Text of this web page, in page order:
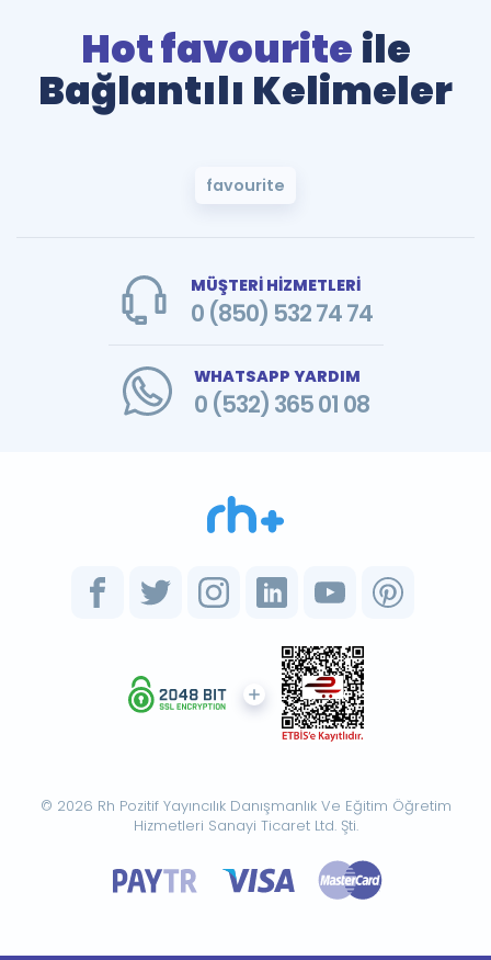
Hot favourite ile
Bağlantılı Kelimeler
favourite
MÜŞTERİ HİZMETLERİ
0 (850) 532 74 74
WHATSAPP YARDIM
0 (532) 365 01 08
© 2026 Rh Pozitif Yayıncılık Danışmanlık Ve Eğitim Öğretim
Hizmetleri Sanayi Ticaret Ltd. Şti.